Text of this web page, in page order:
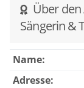
Über
Sängerin &
Name:
Adresse: